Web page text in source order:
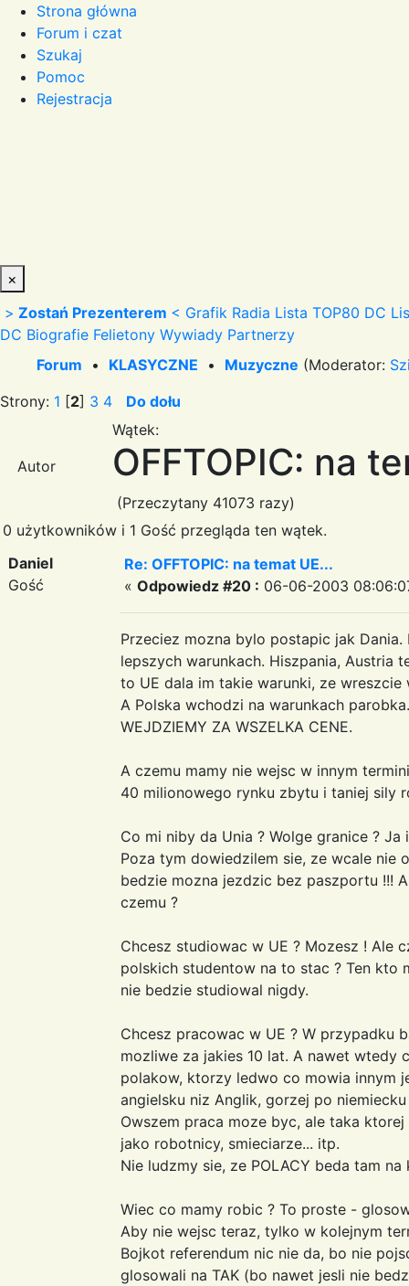
Strona główna
Forum i czat
Szukaj
Pomoc
Rejestracja
×
> Zostań Prezenterem < Grafik Radia Lista TOP80 DC
DC Biografie Felietony Wywiady Partnerzy
Forum • KLASYCZNE • Muzyczne (Moderator:
Strony: 1 [2] 3 4 Do dołu
Autor
Wątek:
OFFTOPIC: na
(Przeczytany 41073 razy)
0 użytkowników i 1 Gość przegląda ten wątek.
Daniel
Gość
Re: OFFTOPIC: na temat UE...
« Odpowiedz #20 : 06-06-2003
Przeciez mozna bylo postapic jak
lepszych warunkach. Hiszpania, Austria
to UE dala im takie warunki, ze wreszcie
A Polska wchodzi na warunkach
WEJDZIEMY ZA WSZELKA CENE.
A czemu mamy nie wejsc w innym
40 milionowego rynku zbytu i taniej sily
Co mi niby da Unia ? Wolge granice ?
Poza tym dowiedzilem sie, ze wcale nie
bedzie mozna jezdzic bez paszportu !!!
czemu ?
Chcesz studiowac w UE ? Mozesz ! Ale
polskich studentow na to stac ? Ten kto
nie bedzie studiowal nigdy.
Chcesz pracowac w UE ? W przypadku
mozliwe za jakies 10 lat. A nawet wtedy
polakow, ktorzy ledwo co mowia innym
angielsku niz Anglik, gorzej po
Owszem praca moze byc, ale taka
jako robotnicy, smieciarze... itp.
Nie ludzmy sie, ze POLACY beda tam
Wiec co mamy robic ? To proste -
Aby nie wejsc teraz, tylko w kolejnym
Bojkot referendum nic nie da, bo nie
glosowali na TAK (bo nawet jesli nie